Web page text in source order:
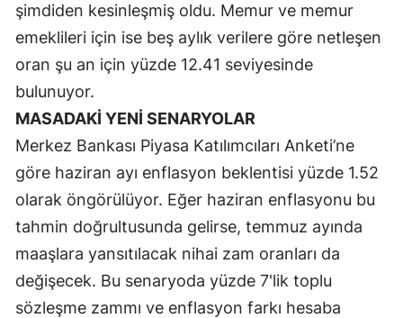
Kahramanmaraş
Mardin
Nevşehir
Niğde
Ordu
Rize
Sakarya
şimdiden kesinleşmiş oldu. Memur ve memur
emeklileri için ise beş aylık verilere göre netleşen
oran şu an için yüzde 12.41 seviyesinde
bulunuyor.
MASADAKİ YENİ SENARYOLAR
Merkez Bankası Piyasa Katılımcıları Anketi’ne
göre haziran ayı enflasyon beklentisi yüzde 1.52
olarak öngörülüyor. Eğer haziran enflasyonu bu
tahmin doğrultusunda gelirse, temmuz ayında
maaşlara yansıtılacak nihai zam oranları da
değişecek. Bu senaryoda yüzde 7'lik toplu
sözleşme zammı ve enflasyon farkı hesaba